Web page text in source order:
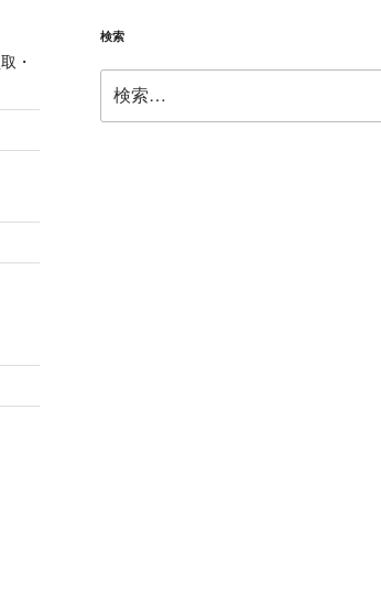
・
検索
索: